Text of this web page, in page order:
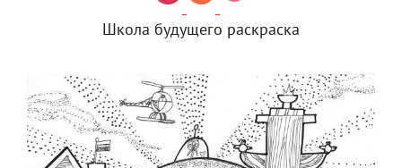
Школа будущего раскраска